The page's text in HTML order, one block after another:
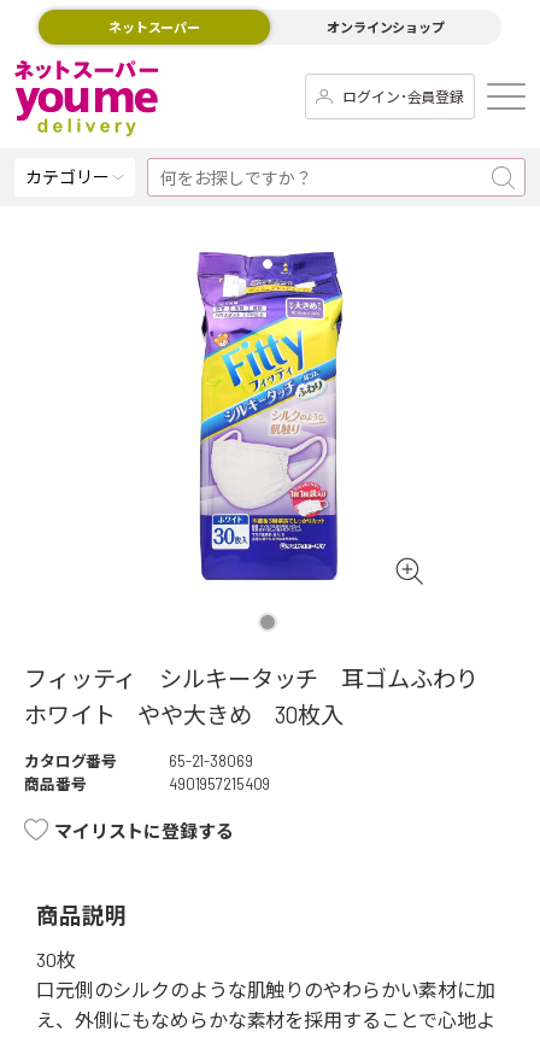
ネットスーパー オンラインショップ
ログイン･会員登録
カテゴリー
フィッティ シルキータッチ 耳ゴムふわり
ホワイト やや大きめ 30枚入
カタログ番号
65-21-38069
商品番号
4901957215409
マイリストに登録する
商品説明
30枚
口元側のシルクのような肌触りのやわらかい素材に加
え、外側にもなめらかな素材を採用することで心地よ